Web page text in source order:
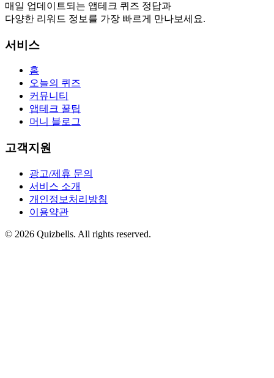
매일 업데이트되는 앱테크 퀴즈 정답과
다양한 리워드 정보를 가장 빠르게 만나보세요.
서비스
홈
오늘의 퀴즈
커뮤니티
앱테크 꿀팁
머니 블로그
고객지원
광고/제휴 문의
서비스 소개
개인정보처리방침
이용약관
© 2026 Quizbells. All rights reserved.